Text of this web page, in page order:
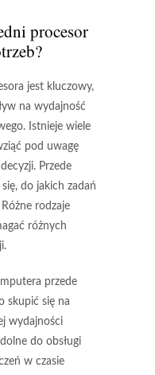
procesor
jest kluczowy,
na wydajność
Istnieje wiele
pod uwagę
Przede
do jakich zadań
Różne rodzaje
różnych
przede
skupić się na
wydajności
do obsługi
w czasie